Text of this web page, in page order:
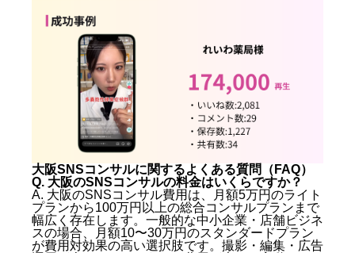
大阪SNSコンサルに関するよくある質問（FAQ）
Q. 大阪のSNSコンサルの料金はいくらですか？
A. 大阪のSNSコンサル費用は、月額5万円のライト
プランから100万円以上の総合コンサルプランまで
幅広く存在します。一般的な中小企業・店舗ビジネ
スの場合、月額10〜30万円のスタンダードプラン
が費用対効果の高い選択肢です。撮影・編集・広告